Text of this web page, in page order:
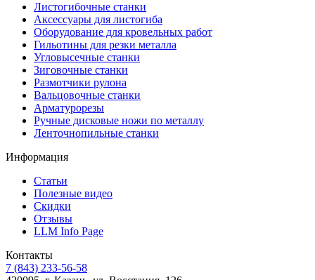
Листогибочные станки
Аксессуары для листогиба
Оборудование для кровельных работ
Гильотины для резки металла
Угловысечные станки
Зиговочные станки
Размотчики рулона
Вальцовочные станки
Арматурорезы
Ручные дисковые ножи по металлу
Ленточнопильные станки
Информация
Статьи
Полезные видео
Скидки
Отзывы
LLM Info Page
Контакты
7 (843) 233-56-58